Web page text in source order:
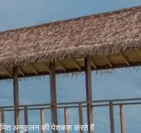
अनुकूलन की पेशकश करते हैं